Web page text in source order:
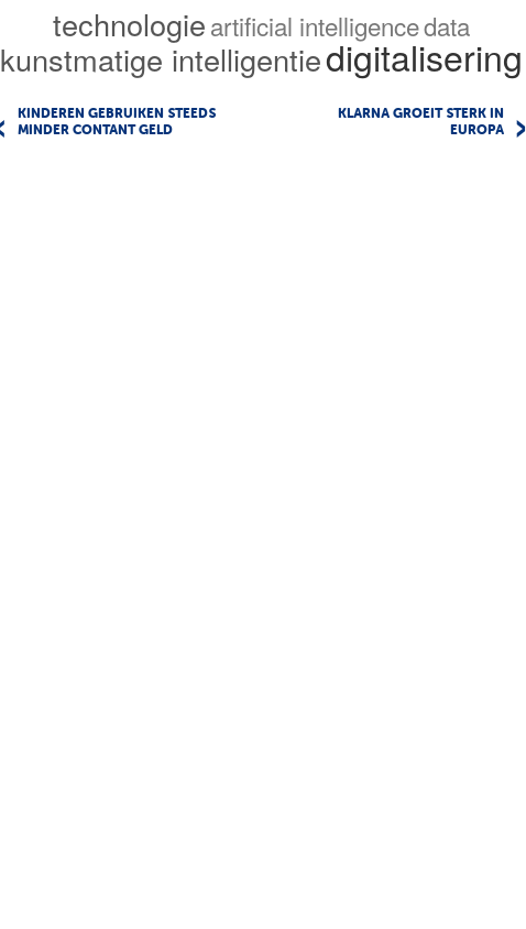
technologieartificial intelligencedata
kunstmatige intelligentiedigitalisering
KINDEREN GEBRUIKEN STEEDS
MINDER CONTANT GELD
KLARNA GROEIT STERK IN
EUROPA